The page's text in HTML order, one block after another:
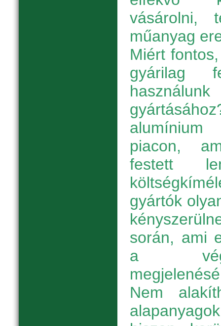
vásárolni,
műanyag
Miért
gyárilag
piacon,
festett
gyártók
során, ami
a
Nem